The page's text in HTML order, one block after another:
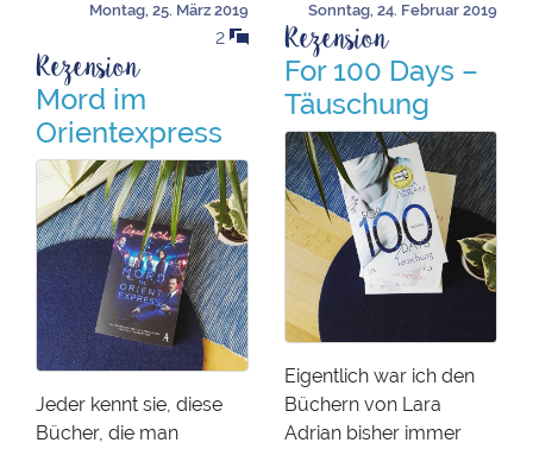
Montag, 25. März 2019
2
Rezension
Mord im
Orientexpress
Jeder kennt sie, diese
Bücher, die man
Sonntag, 24. Februar 2019
Rezension
For 100 Days –
Täuschung
Eigentlich war ich den
Büchern von Lara
Adrian bisher immer